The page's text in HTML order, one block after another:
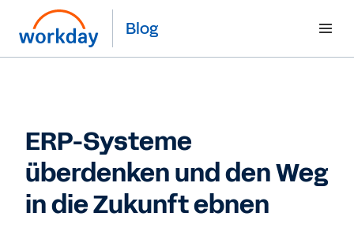
Blog
ERP-Systeme
überdenken und den Weg
in die Zukunft ebnen